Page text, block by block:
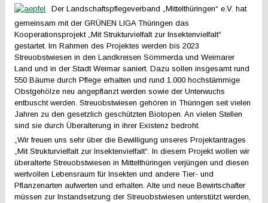
Der Landschaftspflegeverband „Mittelthüringen“ e.V. hat
gemeinsam mit der GRÜNEN LIGA Thüringen das
Kooperationsprojekt „Mit Strukturvielfalt zur Insektenvielfalt“
gestartet. Im Rahmen des Projektes werden bis 2023
Streuobstwiesen in den Landkreisen Sömmerda und Weimarer
Land und in der Stadt Weimar saniert. Dazu sollen insgesamt rund
550 Bäume durch Pflege erhalten und rund 1.000 hochstämmige
Obstgehölze neu angepflanzt werden sowie der Unterwuchs
entbuscht werden. Streuobstwiesen gehören in Thüringen seit vielen
Jahren zu den gesetzlich geschützten Biotopen. An vielen Stellen
sind sie durch Überalterung in ihrer Existenz bedroht.
„Wir freuen uns sehr über die Bewilligung unseres Projektantrages
„Mit Strukturvielfalt zur Insektenvielfalt“. In diesem Projekt wollen wir
überalterte Streuobstwiesen in Mittelthüringen verjüngen und diesen
wertvollen Lebensraum für Insekten und andere Tier- und
Pflanzenarten aufwerten und erhalten. Alte und neue Bewirtschafter
müssen zur Instandsetzung der Streuobstwiesen unterstützt werden,